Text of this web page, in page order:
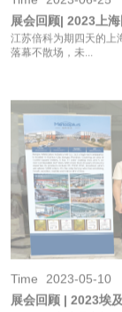
Time 2023-05-10
展会回顾 | 2023埃
2023埃及门窗展完美
再次相遇！